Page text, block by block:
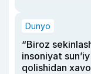
Dunyo
“Biroz
insoniyat
qolishidan